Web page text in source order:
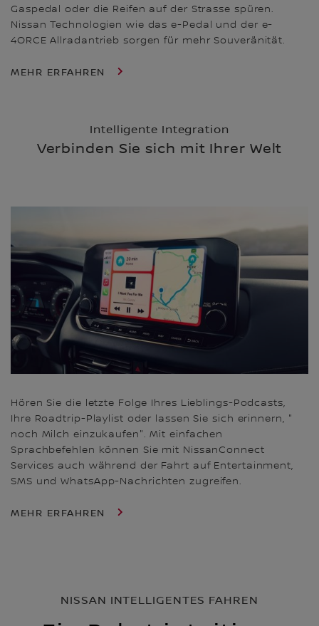
Gaspedal oder die Reifen auf der Strasse spüren.
Nissan Technologien wie das e-Pedal und der e-
4ORCE Allradantrieb sorgen für mehr Souveränität.
MEHR ERFAHREN
Intelligente Integration
Verbinden Sie sich mit Ihrer Welt
Hören Sie die letzte Folge Ihres Lieblings-Podcasts,
Ihre Roadtrip-Playlist oder lassen Sie sich erinnern, "​
noch Milch einzukaufen". Mit einfachen
Sprachbefehlen können Sie mit NissanConnect
Services auch während der Fahrt auf Entertainment,
SMS und WhatsApp-Nachrichten zugreifen.
MEHR ERFAHREN
NISSAN INTELLIGENTES FAHREN